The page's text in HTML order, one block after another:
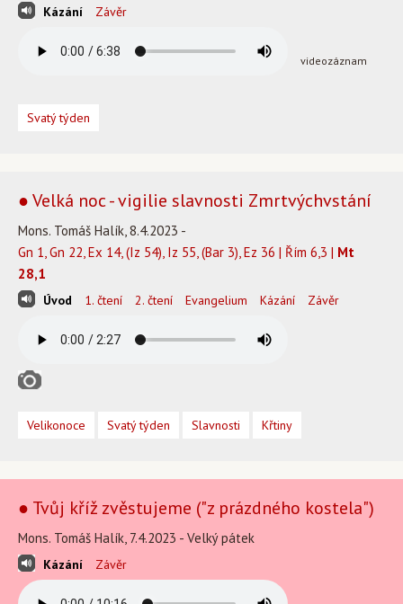
Kázání Závěr
videozáznam
Svatý týden
● Velká noc - vigilie slavnosti Zmrtvýchvstání
Mons. Tomáš Halík, 8.4.2023 -
Gn 1, Gn 22, Ex 14, (Iz 54), Iz 55, (Bar 3), Ez 36 | Řím 6,3 | Mt
28,1
Úvod 1. čtení 2. čtení Evangelium Kázání Závěr
Velikonoce Svatý týden Slavnosti Křtiny
● Tvůj kříž zvěstujeme ("z prázdného kostela")
Mons. Tomáš Halík, 7.4.2023 - Velký pátek
Kázání Závěr